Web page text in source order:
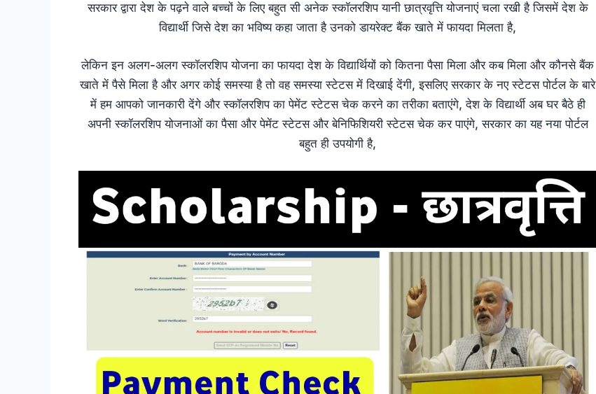
सरकार द्वारा देश के पढ़ने वाले बच्चों के लिए बहुत सी अनेक स्कॉलरशिप यानी छात्रवृत्ति योजनाएं चला रखी है जिसमें देश के
विद्यार्थी जिसे देश का भविष्य कहा जाता है उनको डायरेक्ट बैंक खाते में फायदा मिलता है,
लेकिन इन अलग-अलग स्कॉलरशिप योजना का फायदा देश के विद्यार्थियों को कितना पैसा मिला और कब मिला और कौनसे बैंक
खाते में पैसे मिला है और अगर कोई समस्या है तो वह समस्या स्टेटस में दिखाई देंगी, इसलिए सरकार के नए स्टेटस पोर्टल के बारे
में हम आपको जानकारी देंगे और स्कॉलरशिप का पेमेंट स्टेटस चेक करने का तरीका बताएंगे, देश के विद्यार्थी अब घर बैठे ही
अपनी स्कॉलरशिप योजनाओं का पैसा और पेमेंट स्टेटस और बेनिफिशियरी स्टेटस चेक कर पाएंगे, सरकार का यह नया पोर्टल
बहुत ही उपयोगी है,